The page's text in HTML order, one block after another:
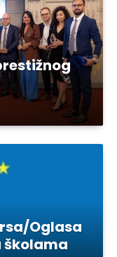
Oglasa
školama